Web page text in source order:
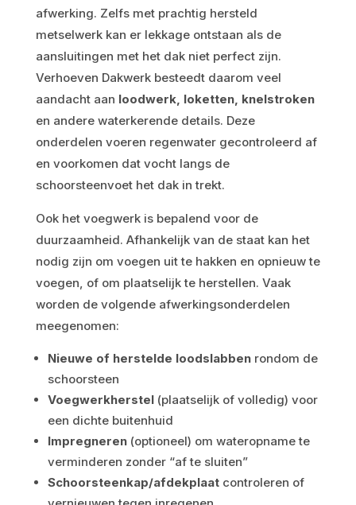
afwerking. Zelfs met prachtig hersteld
metselwerk kan er lekkage ontstaan als de
aansluitingen met het dak niet perfect zijn.
Verhoeven Dakwerk besteedt daarom veel
aandacht aan loodwerk, loketten, knelstroken
en andere waterkerende details. Deze
onderdelen voeren regenwater gecontroleerd af
en voorkomen dat vocht langs de
schoorsteenvoet het dak in trekt.
Ook het voegwerk is bepalend voor de
duurzaamheid. Afhankelijk van de staat kan het
nodig zijn om voegen uit te hakken en opnieuw te
voegen, of om plaatselijk te herstellen. Vaak
worden de volgende afwerkingsonderdelen
meegenomen:
Nieuwe of herstelde loodslabbenrondom de
schoorsteen
Voegwerkherstel(plaatselijk of volledig) voor
een dichte buitenhuid
Impregneren(optioneel) om wateropname te
verminderen zonder “af te sluiten”
Schoorsteenkap/afdekplaatcontroleren of